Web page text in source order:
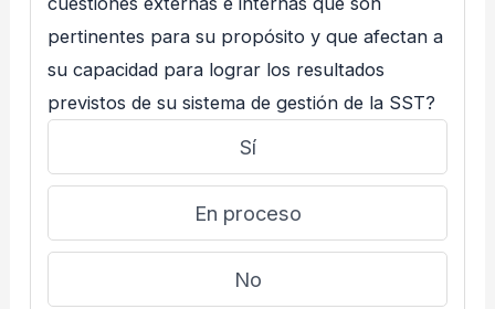
pertinentes para su propósito y que afectan a
su capacidad para lograr los resultados
previstos de su sistema de gestión de la SST?
Sí
En proceso
No